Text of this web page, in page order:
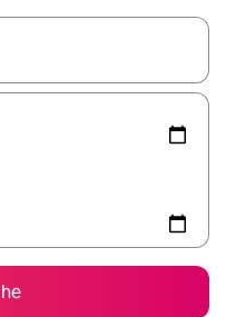
navigiere mit den